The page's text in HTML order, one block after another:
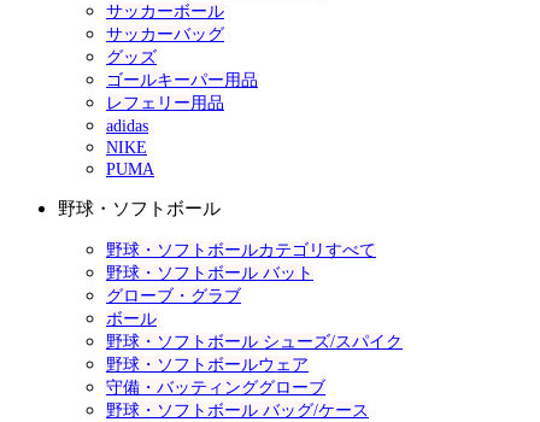
サッカーボール
サッカーバッグ
グッズ
ゴールキーパー用品
レフェリー用品
adidas
NIKE
PUMA
野球・ソフトボール
野球・ソフトボールカテゴリすべて
野球・ソフトボール バット
グローブ・グラブ
ボール
野球・ソフトボール シューズ/スパイク
野球・ソフトボールウェア
守備・バッティンググローブ
野球・ソフトボール バッグ/ケース